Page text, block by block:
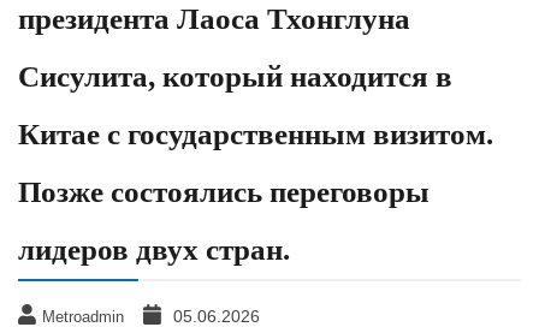
президента Лаоса Тхонглуна
Сисулита, который находится в
Китае с государственным визитом.
Позже состоялись переговоры
лидеров двух стран.
Metroadmin 05.06.2026